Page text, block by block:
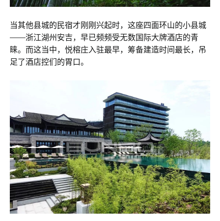
当其他县城的民宿才刚刚兴起时，这座四面环山的小县城
——浙江湖州安吉，早已频频受无数国际大牌酒店的青
睐。而这当中，悦榕庄入驻最早，筹备建造时间最长，吊
足了酒店控们的胃口。